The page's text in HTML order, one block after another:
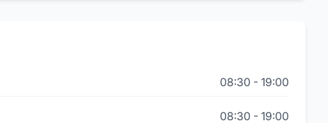
08:30 - 19:00
08:30 - 19:00